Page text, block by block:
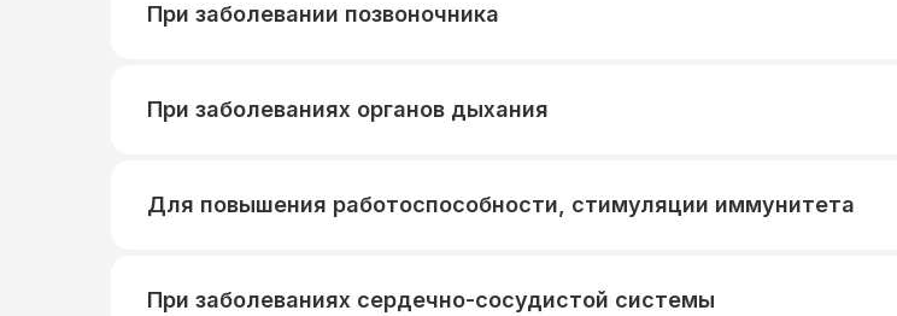
При заболевании позвоночника
При заболеваниях органов дыхания
Для повышения работоспособности, стимуляции иммунитета
При заболеваниях сердечно-сосудистой системы